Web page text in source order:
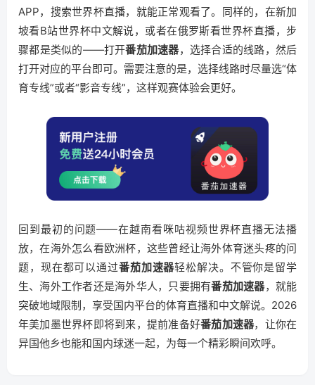
APP，搜索世界杯直播，就能正常观看了。同样的，在新加
坡看B站世界杯中文解说，或者在俄罗斯看世界杯直播，步
骤都是类似的——打开番茄加速器，选择合适的线路，然后
打开对应的平台即可。需要注意的是，选择线路时尽量选“体
育专线”或者“影音专线”，这样观赛体验会更好。
回到最初的问题——在越南看咪咕视频世界杯直播无法播
放，在海外怎么看欧洲杯，这些曾经让海外体育迷头疼的问
题，现在都可以通过番茄加速器轻松解决。不管你是留学
生、海外工作者还是海外华人，只要拥有番茄加速器，就能
突破地域限制，享受国内平台的体育直播和中文解说。2026
年美加墨世界杯即将到来，提前准备好番茄加速器，让你在
异国他乡也能和国内球迷一起，为每一个精彩瞬间欢呼。